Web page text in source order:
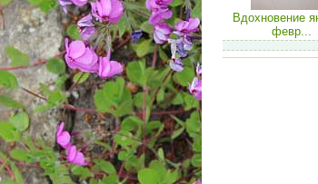
Вдохновение
февр...